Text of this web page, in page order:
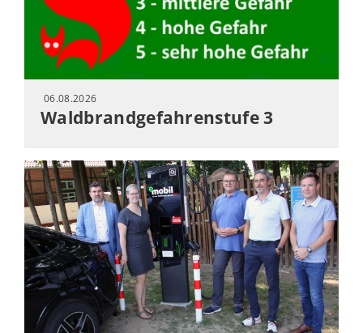
06.08.2026
Waldbrandgefahrenstufe 3